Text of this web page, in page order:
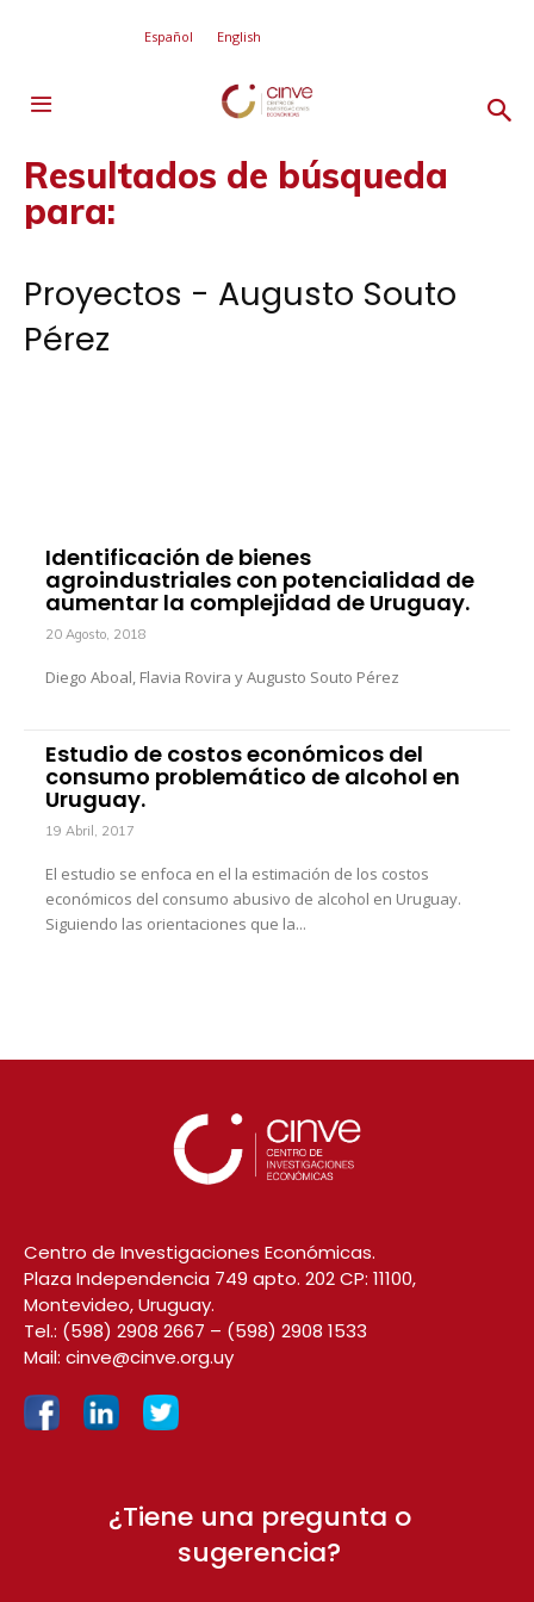
Español English
Resultados de búsqueda
para:
Proyectos - Augusto Souto
Pérez
Identificación de bienes
agroindustriales con potencialidad de
aumentar la complejidad de Uruguay.
20 Agosto, 2018
Diego Aboal, Flavia Rovira y Augusto Souto Pérez
Estudio de costos económicos del
consumo problemático de alcohol en
Uruguay.
19 Abril, 2017
El estudio se enfoca en el la estimación de los costos
económicos del consumo abusivo de alcohol en Uruguay.
Siguiendo las orientaciones que la...
Centro de Investigaciones Económicas.
Plaza Independencia 749 apto. 202 CP: 11100,
Montevideo, Uruguay.
Tel.: (598) 2908 2667 – (598) 2908 1533
Mail: cinve@cinve.org.uy
¿Tiene una pregunta o
sugerencia?